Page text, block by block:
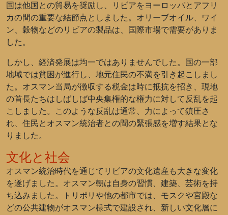
国は他国との貿易を奨励し、リビアをヨーロッパとアフリ
カの間の重要な結節点としました。オリーブオイル、ワイ
ン、穀物などのリビアの製品は、国際市場で需要がありま
した。
しかし、経済発展は均一ではありませんでした。国の一部
地域では貧困が進行し、地元住民の不満を引き起こしまし
た。オスマン当局が徴収する税金は時に抵抗を招き、現地
の首長たちはしばしば中央集権的な権力に対して反乱を起
こしました。このような反乱は通常、力によって鎮圧さ
れ、住民とオスマン統治者との間の緊張感を増す結果とな
りました。
文化と社会
オスマン統治時代を通じてリビアの文化遺産も大きな変化
を遂げました。オスマン朝は自身の習慣、建築、芸術を持
ち込みました。トリポリや他の都市では、モスクや宮殿な
どの公共建物がオスマン様式で建設され、新しい文化層に